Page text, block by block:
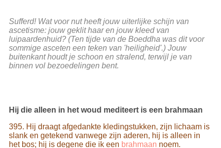
Sufferd! Wat voor nut heeft jouw uiterlijke schijn van
ascetisme: jouw geklit haar en jouw kleed van
luipaardenhuid? (Ten tijde van de Boeddha was dit voor
sommige asceten een teken van 'heiligheid'.) Jouw
buitenkant houdt je schoon en stralend, terwijl je van
binnen vol bezoedelingen bent.
Hij die alleen in het woud mediteert is een brahmaan
395. Hij draagt afgedankte kledingstukken, zijn lichaam is
slank en getekend vanwege zijn aderen, hij is alleen in
het bos; hij is degene die ik een brahmaan noem.